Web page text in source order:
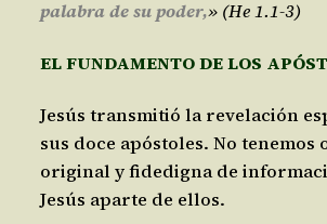
palabra de su poder,» (He 1.1-3)
EL FUNDAMENTO DE LOS
Jesús transmitió la revelación
sus doce apóstoles. No tenemos
original y fidedigna de
Jesús aparte de ellos.